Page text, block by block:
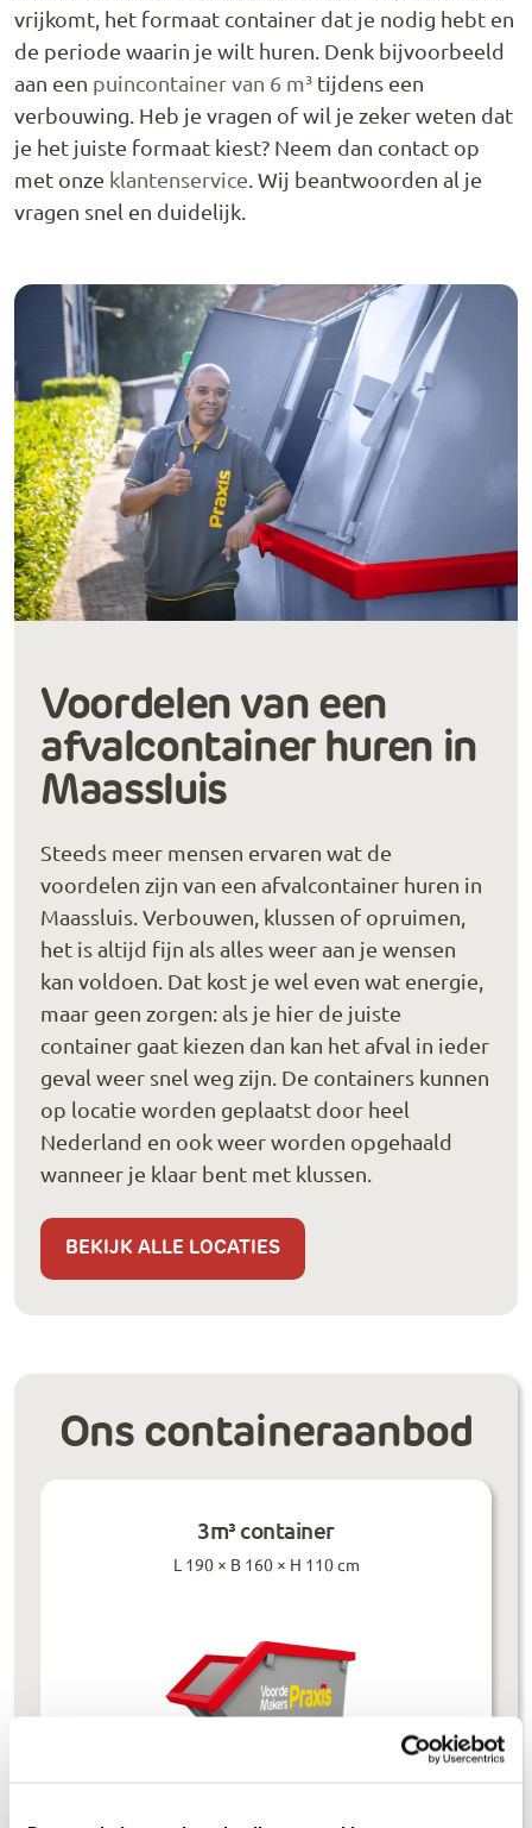
vrijkomt, het formaat container dat je nodig hebt en
de periode waarin je wilt huren. Denk bijvoorbeeld
aan een puincontainer van 6 m³ tijdens een
verbouwing. Heb je vragen of wil je zeker weten dat
je het juiste formaat kiest? Neem dan contact op
met onze klantenservice . Wij beantwoorden al je
vragen snel en duidelijk.
Voordelen van een
afvalcontainer huren in
Maassluis
Steeds meer mensen ervaren wat de
voordelen zijn van een afvalcontainer huren in
Maassluis. Verbouwen, klussen of opruimen,
het is altijd fijn als alles weer aan je wensen
kan voldoen. Dat kost je wel even wat energie,
maar geen zorgen: als je hier de juiste
container gaat kiezen dan kan het afval in ieder
geval weer snel weg zijn. De containers kunnen
op locatie worden geplaatst door heel
Nederland en ook weer worden opgehaald
wanneer je klaar bent met klussen.
BEKIJK ALLE LOCATIES
Ons containeraanbod
3m³ container
L 190 × B 160 × H 110 cm